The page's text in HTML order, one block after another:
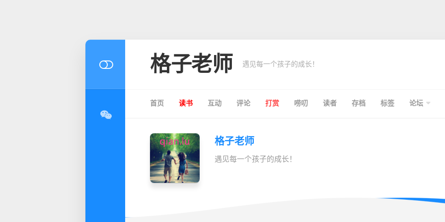
格子老师 遇见每一个孩子的成长！
首页 读书 互动 评论 打赏 唠叨 读者 存档 标签 论坛
格子老师
遇见每一个孩子的成长！